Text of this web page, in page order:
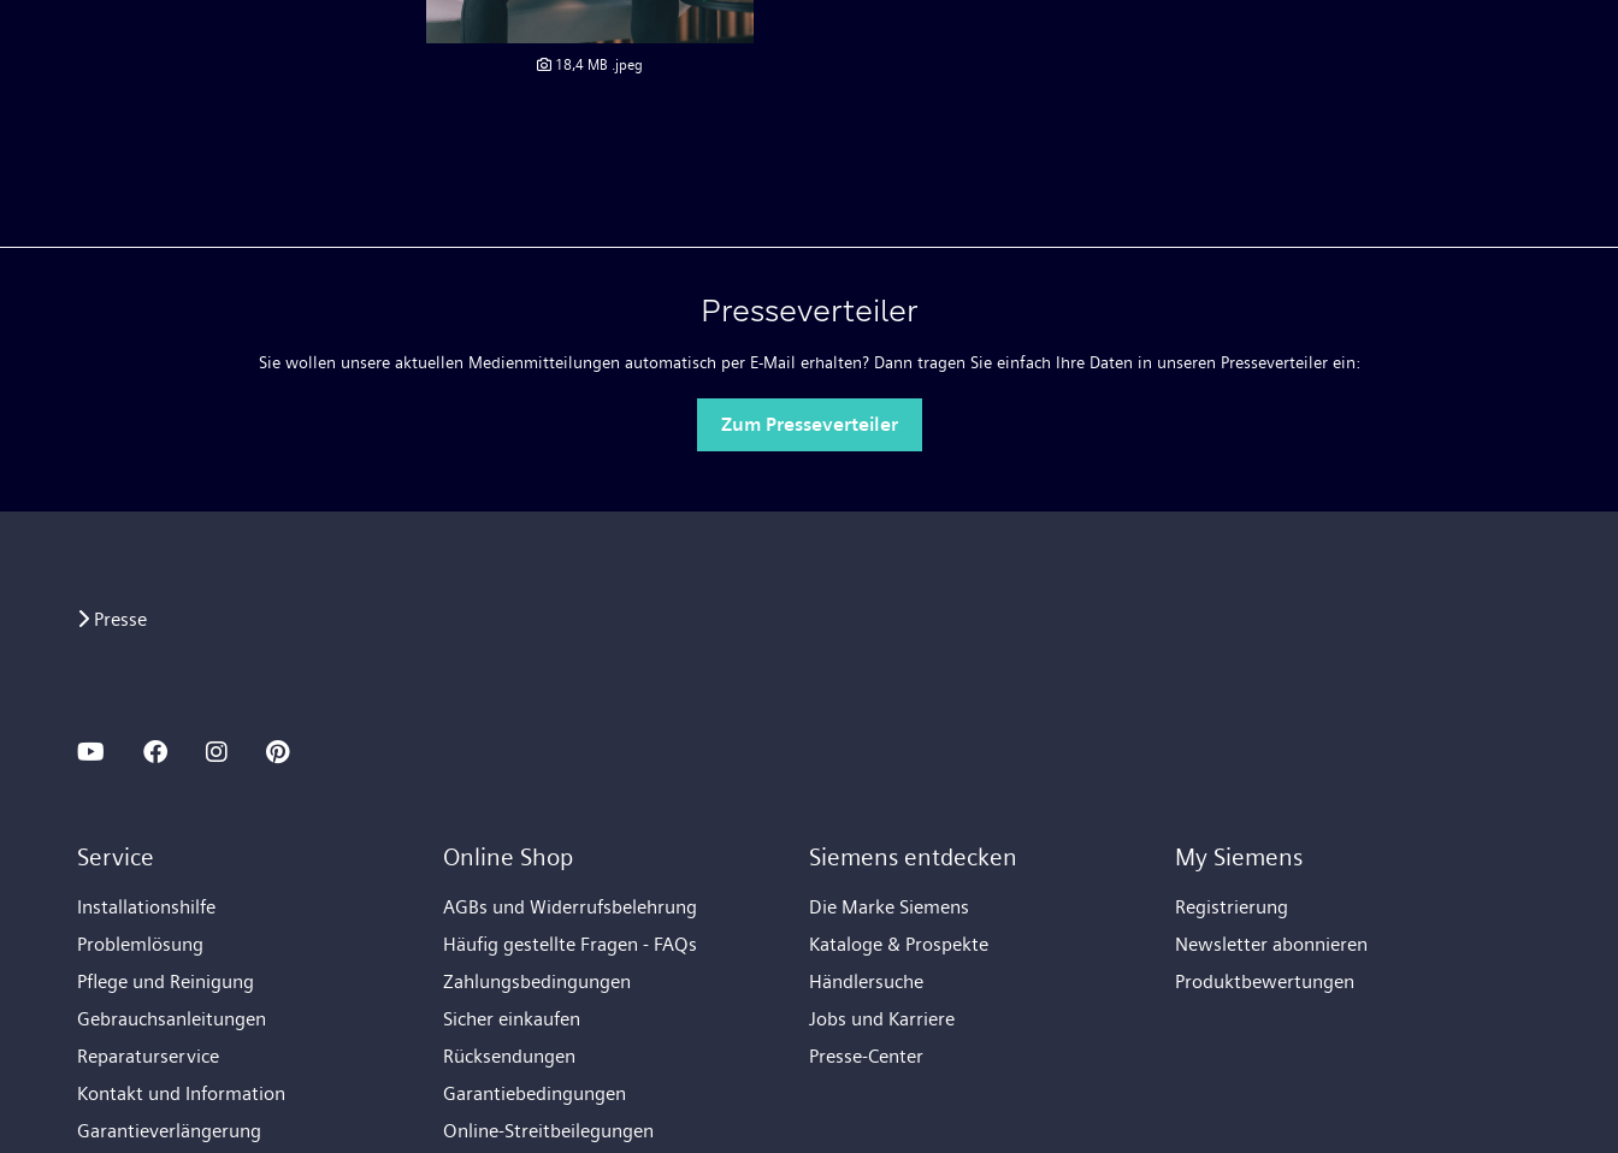
18,4 MB .jpeg
Presseverteiler
Sie wollen unsere aktuellen Medienmitteilungen automatisch per E-Mail erhalten? Dann tragen Sie einfach Ihre Daten in unseren Presseverteiler ein:
Zum Presseverteiler
Presse
Service
Installationshilfe
Problemlösung
Pflege und Reinigung
Gebrauchsanleitungen
Reparaturservice
Kontakt und Information
Garantieverlängerung
Online Shop
AGBs und Widerrufsbelehrung
Häufig gestellte Fragen - FAQs
Zahlungsbedingungen
Sicher einkaufen
Rücksendungen
Garantiebedingungen
Online-Streitbeilegungen
Siemens entdecken
Die Marke Siemens
Kataloge & Prospekte
Händlersuche
Jobs und Karriere
Presse-Center
My Siemens
Registrierung
Newsletter abonnieren
Produktbewertungen